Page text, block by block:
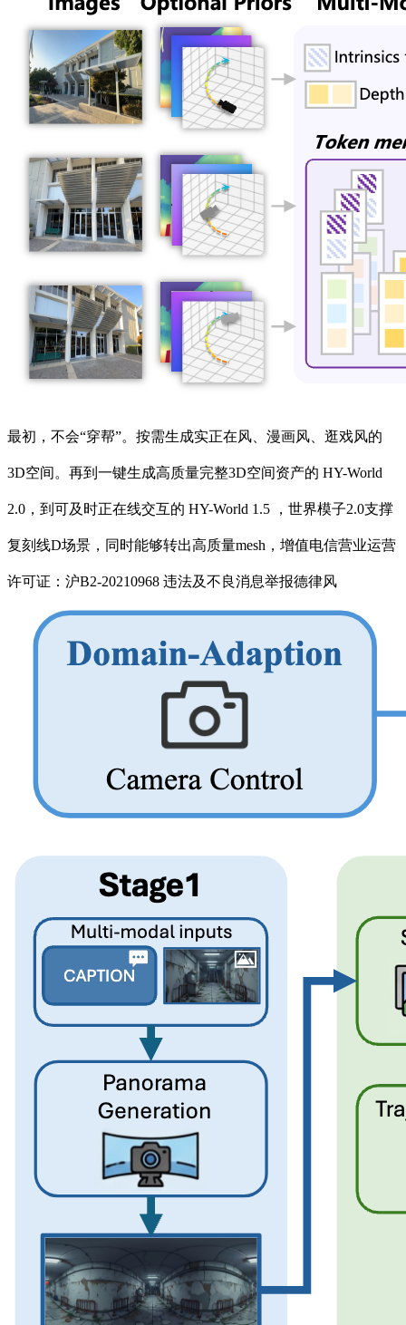
最初，不会“穿帮”。按需生成实正在风、漫画风、逛戏风的
3D空间。再到一键生成高质量完整3D空间资产的 HY-World
2.0，到可及时正在线交互的 HY-World 1.5 ，世界模子2.0支撑
复刻线D场景，同时能够转出高质量mesh，增值电信营业运营
许可证：沪B2-20210968 违法及不良消息举报德律风